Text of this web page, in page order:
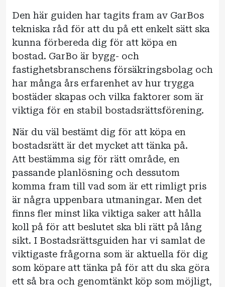
Den här guiden har tagits fram av GarBos
tekniska råd för att du på ett enkelt sätt ska
kunna förbereda dig för att köpa en
bostad. GarBo är bygg- och
fastighetsbranschens försäkringsbolag och
har många års erfarenhet av hur trygga
bostäder skapas och vilka faktorer som är
viktiga för en stabil bostadsrättsförening.
När du väl bestämt dig för att köpa en
bostadsrätt är det mycket att tänka på.
Att bestämma sig för rätt område, en
passande planlösning och dessutom
komma fram till vad som är ett rimligt pris
är några uppenbara utmaningar. Men det
finns fler minst lika viktiga saker att hålla
koll på för att beslutet ska bli rätt på lång
sikt. I Bostadsrättsguiden har vi samlat de
viktigaste frågorna som är aktuella för dig
som köpare att tänka på för att du ska göra
ett så bra och genomtänkt köp som möjligt,